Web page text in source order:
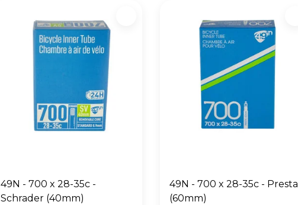
49N - 700 x 28-35c -
Schrader (40mm)
49N - 700 x 28-35c - Presta
(60mm)